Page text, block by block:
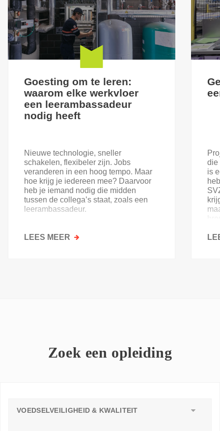
Goesting om te leren:
waarom elke werkvloer
een leerambassadeur
nodig heeft
Nieuwe technologie, sneller
schakelen, flexibeler zijn. Jobs
veranderen in een hoog tempo. Maar
hoe krijg je iedereen mee? Daarvoor
heb je iemand nodig die midden
tussen de collega’s staat, zoals een
leerambassadeur.
LEES MEER OVER
NODIG
die
is
Zoek een opleiding
VOEDSELVEILIGHEID & KWALITEIT